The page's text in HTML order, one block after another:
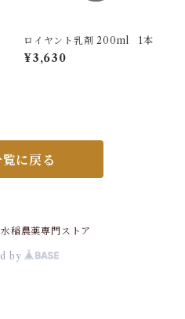
ロイヤント乳剤 200ml 1本
¥3,630
に戻る
稲農薬専門ストア
by